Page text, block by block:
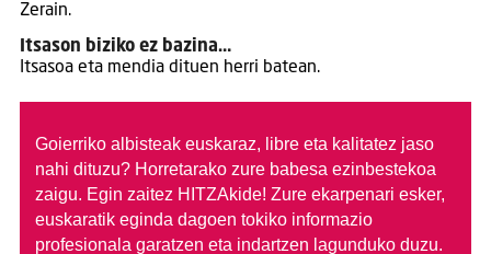
Zerain.
Itsason biziko ez bazina…
Itsasoa eta mendia dituen herri batean.
Goierriko albisteak euskaraz, libre eta kalitatez jaso
nahi dituzu? Horretarako zure babesa ezinbestekoa
zaigu. Egin zaitez HITZAkide! Zure ekarpenari esker,
euskaratik eginda dagoen tokiko informazio
profesionala garatzen eta indartzen lagunduko duzu.